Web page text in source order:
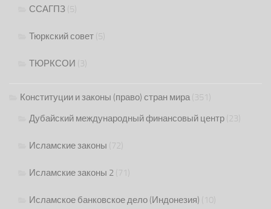
ССАГПЗ (5)
Тюркский совет (5)
ТЮРКСОИ (3)
Конституции и законы (право) стран мира(351)
Дубайский международный финансовый центр (23)
Исламские законы (72)
Исламские законы 2 (71)
Исламское банковское дело (Индонезия) (10)